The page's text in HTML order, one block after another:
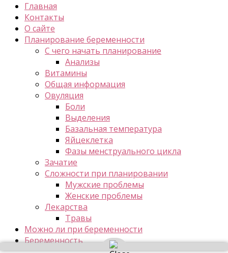
Главная
Контакты
О сайте
Планирование беременности
С чего начать планирование
Анализы
Витамины
Общая информация
Овуляция
Боли
Выделения
Базальная температура
Яйцеклетка
Фазы менструального цикла
Зачатие
Сложности при планировании
Мужские проблемы
Женские проблемы
Лекарства
Травы
Можно ли при беременности
Беременность